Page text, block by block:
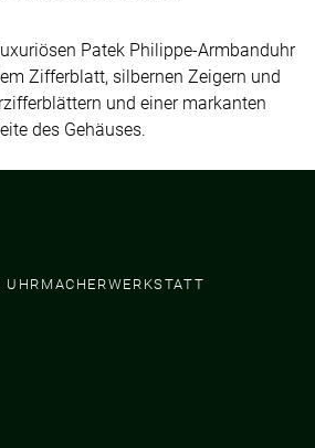
UHRMACHERWERKSTATT